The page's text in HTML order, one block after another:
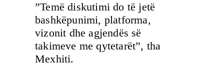
”Temë diskutimi do të jetë
bashkëpunimi, platforma,
vizonit dhe agjendës së
takimeve me qytetarët”, tha
Mexhiti.